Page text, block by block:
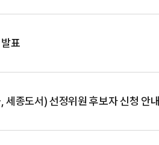
표
종도서) 선정위원 후보자 신청 안내